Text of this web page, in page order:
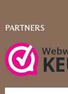
PARTNERS